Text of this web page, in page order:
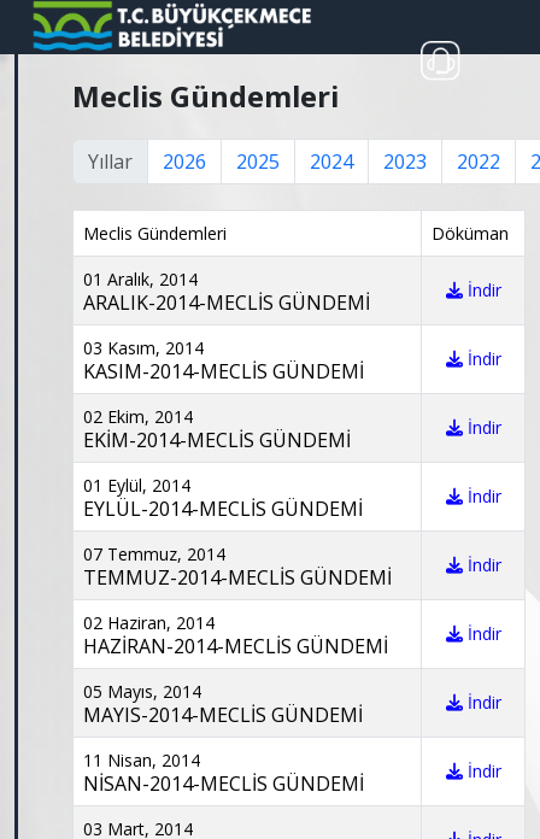
Meclis Gündemleri
Yıllar 2026 2025 2024 2023 2022
Meclis Gündemleri
Döküman
01 Aralık, 2014
ARALIK-2014-MECLİS GÜNDEMİ İndir
03 Kasım, 2014
KASIM-2014-MECLİS GÜNDEMİ İndir
02 Ekim, 2014
EKİM-2014-MECLİS GÜNDEMİ İndir
01 Eylül, 2014
EYLÜL-2014-MECLİS GÜNDEMİ İndir
07 Temmuz, 2014
TEMMUZ-2014-MECLİS GÜNDEMİ İndir
02 Haziran, 2014
HAZİRAN-2014-MECLİS GÜNDEMİ İndir
05 Mayıs, 2014
MAYIS-2014-MECLİS GÜNDEMİ İndir
11 Nisan, 2014
NİSAN-2014-MECLİS GÜNDEMİ İndir
03 Mart, 2014